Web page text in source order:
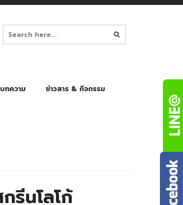
บทความ ข่าวสาร & กิจกรรม
รีนโลโก้